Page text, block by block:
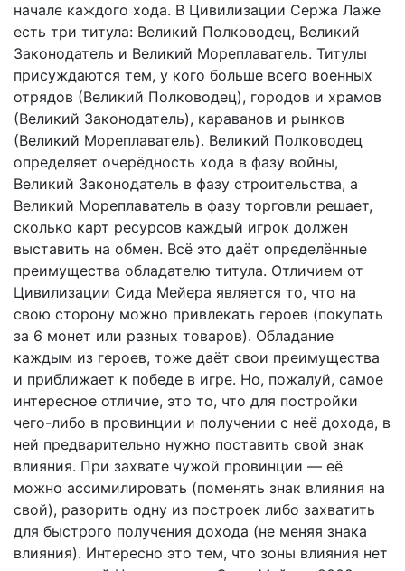
начале каждого хода. В Цивилизации Сержа Лаже
есть три титула: Великий Полководец, Великий
Законодатель и Великий Мореплаватель. Титулы
присуждаются тем, у кого больше всего военных
отрядов (Великий Полководец), городов и храмов
(Великий Законодатель), караванов и рынков
(Великий Мореплаватель). Великий Полководец
определяет очерёдность хода в фазу войны,
Великий Законодатель в фазу строительства, а
Великий Мореплаватель в фазу торговли решает,
сколько карт ресурсов каждый игрок должен
выставить на обмен. Всё это даёт определённые
преимущества обладателю титула. Отличием от
Цивилизации Сида Мейера является то, что на
свою сторону можно привлекать героев (покупать
за 6 монет или разных товаров). Обладание
каждым из героев, тоже даёт свои преимущества
и приближает к победе в игре. Но, пожалуй, самое
интересное отличие, это то, что для постройки
чего-либо в провинции и получении с неё дохода, в
ней предварительно нужно поставить свой знак
влияния. При захвате чужой провинции — её
можно ассимилировать (поменять знак влияния на
свой), разорить одну из построек либо захватить
для быстрого получения дохода (не меняя знака
влияния). Интересно это тем, что зоны влияния нет